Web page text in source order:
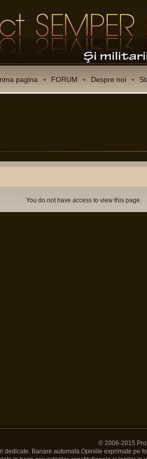
pagina FORUM Despre noi
You do not have access to view this page.
© 2006-2015
dedicate. Banare automata.Opiniile exprimate